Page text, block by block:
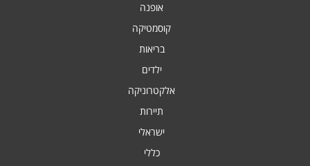
אופנה
קוסמטיקה
בריאות
ילדים
אלקטרוניקה
תיירות
ישראלי
כללי